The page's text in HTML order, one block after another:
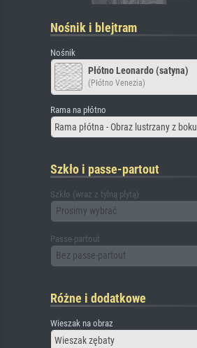
Nośnik i blejtram
Nośnik
Płótno Leonardo (satyna)
(Płótno Venezia)
Rama na płótno
Rama płótna - Obraz lustrzany z boku
Szkło i passe-partout
Szkło (wraz z tylną płytą)
Prosimy wybrać
Passe-partout
Bez passe-partout
Różne i dodatkowe
Wieszak na obraz
Wieszak zębaty